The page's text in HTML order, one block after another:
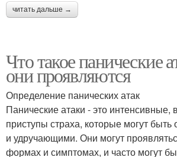
читать дальше →
Что такое панические
они проявляются
Определение панических атак
Панические атаки - это интенсивные,
приступы страха, которые могут
и удручающими. Они могут
формах и симптомах, и часто могут